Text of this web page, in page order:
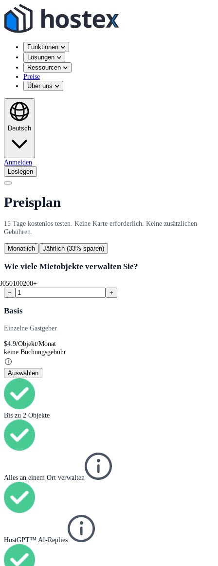
Funktionen
Lösungen
Ressourcen
Preise
Über uns
Deutsch
Anmelden
Loslegen
Preisplan
15 Tage kostenlos testen. Keine Karte erforderlich. Keine zusätzlichen
Gebühren.
Monatlich Jährlich (33% sparen)
Wie viele Mietobjekte verwalten Sie?
50100200+
− +
Basis
Einzelne Gastgeber
$4.9/Objekt/Monat
keine Buchungsgebühr
Auswählen
Bis zu 2 Objekte
Alles an einem Ort verwalten
HostGPT™ AI-Replies